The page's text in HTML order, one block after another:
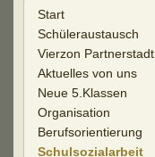
Start
Schüleraustausch
Vierzon Partnerstadt
Aktuelles von uns
Neue 5.Klassen
Organisation
Berufsorientierung
Schulsozialarbeit